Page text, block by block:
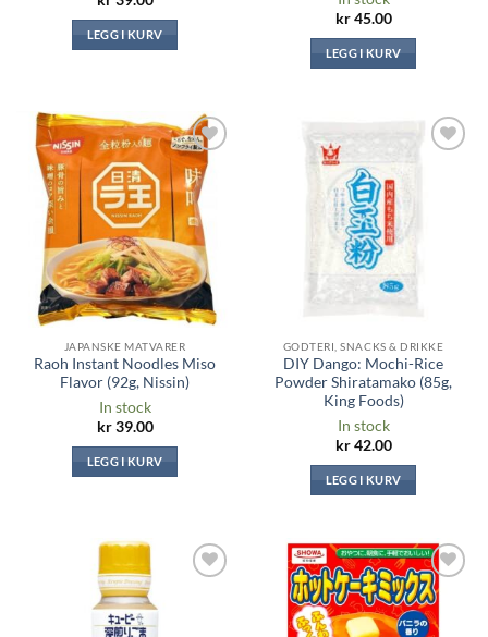
LEGG I KURV
kr45.00
LEGG I KURV
Legg til i
ønskeliste
JAPANSKE MATVARER
Raoh Instant Noodles Miso
Flavor (92g, Nissin)
In stock
kr39.00
LEGG I KURV
Legg til i
GODTERI, SNACKS & DRIKKE
DIY Dango: Mochi-Rice
Powder Shiratamako (85g,
King Foods)
In stock
kr42.00
LEGG I KURV
Legg til i
ønskeliste